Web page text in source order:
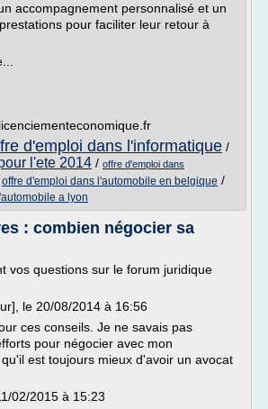
accompagnement personnalisé et un
pour faciliter leur retour à
d'emploi dans l'informatique /
l'ete 2014 / offre d'emploi dans
offre d'emploi dans l'automobile en belgique /
a lyon
: combien négocier sa
vos questions sur le forum juridique
le 20/08/2014 à 16:56
ces conseils. Je ne savais pas
pour négocier avec mon
est toujours mieux d'avoir un avocat
02/2015 à 15:23